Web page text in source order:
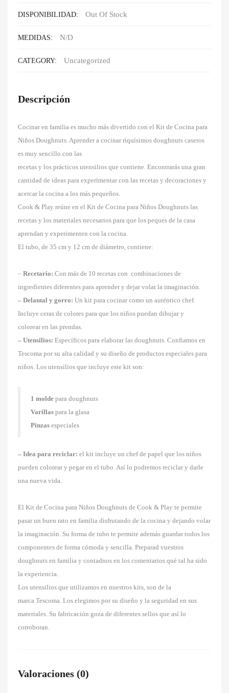
DISPONIBILIDAD: Out Of Stock
MEDIDAS: N/D
CATEGORY: Uncategorized
Descripción
Cocinar en familia es mucho más divertido con el Kit de Cocina para
Niños Doughnuts. Aprender a cocinar riquísimos doughnuts caseros
es muy sencillo con las
recetas y los prácticos utensilios que contiene. Encontrarás una gran
cantidad de ideas para experimentar con las recetas y decoraciones y
acercar la cocina a los más pequeños.
Cook & Play reúne en el Kit de Cocina para Niños Doughnuts las
recetas y los materiales necesarios para que los peques de la casa
aprendan y experimenten con la cocina.
El tubo, de 35 cm y 12 cm de diámetro, contiene:
– Recetario: Con más de 10 recetas con combinaciones de
ingredientes diferentes para aprender y dejar volar la imaginación.
– Delantal y gorro: Un kit para cocinar como un auténtico chef.
Incluye ceras de colores para que los niños puedan dibujar y
colorear en las prendas.
– Utensilios: Específicos para elaborar las doughnuts. Confiamos en
Tescoma por su alta calidad y su diseño de productos especiales para
niños. Los utensilios que incluye este kit son:
1 molde para doughnuts
Varillas para la glasa
Pinzas especiales
– Idea para reciclar: el kit incluye un chef de papel que los niños
pueden colorear y pegar en el tubo. Así lo podremos reciclar y darle
una nueva vida.
El Kit de Cocina para Niños Doughnuts de Cook & Play te permite
pasar un buen rato en familia disfrutando de la cocina y dejando volar
la imaginación. Su forma de tubo te permite además guardar todos los
componentes de forma cómoda y sencilla. Preparad vuestros
doughnuts en familia y contadnos en los comentarios qué tal ha sido
la experiencia.
Los utensilios que utilizamos en nuestros kits, son de la
marca Tescoma. Los elegimos por su diseño y la seguridad en sus
materiales. Su fabricación goza de diferentes sellos que así lo
corroboran.
Valoraciones (0)